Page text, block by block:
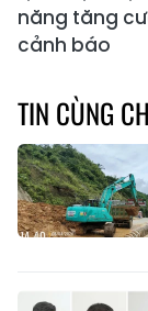
năng tăng
cảnh báo
TIN CÙNG